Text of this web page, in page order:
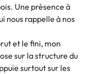
Une présence à
nous rappelle à nos
et le fini, mon
sur la structure du
surtout sur les